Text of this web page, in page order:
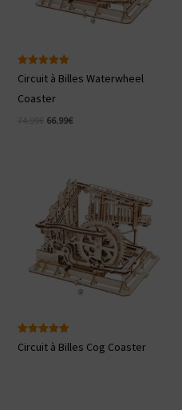
Note
5.00
sur 5
Circuit à Billes Waterwheel
Coaster
Le
66.99€Le
Note
5.00
Circuit à Billes Cog Coaster